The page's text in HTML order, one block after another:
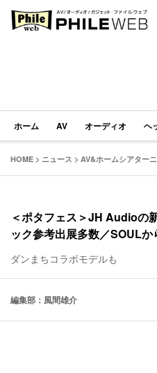
PHILE WEB｜AV/オーディ
ホーム AV オーディオ ヘ
HOME > ニュース > AV&ホームシアター
＜ポタフェス＞JH Audioの
ック参考出展多数／SOUL
ダンまちコラボモデルも
編集部：風間雄介